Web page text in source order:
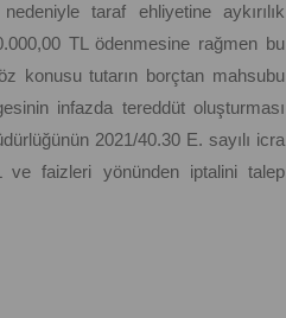
taraf ehliyetine aykırılık
TL ödenmesine rağmen bu
konusu tutarın borçtan mahsubu
infazda tereddüt oluşturması
2021/40.30 E. sayılı icra
faizleri yönünden iptalini talep